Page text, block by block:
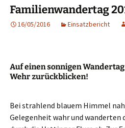
Familienwandertag
16/05/2016 Einsatzbericht
Auf einen sonnigen
Wehr zurückblicken!
Bei strahlend blauem Himmel
Gelegenheit wahr und wanderten